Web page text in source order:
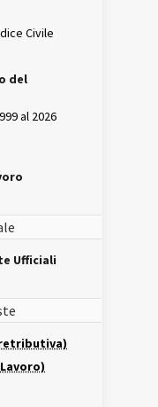
Civile
del
al 2026
Ufficiali
retributiva)